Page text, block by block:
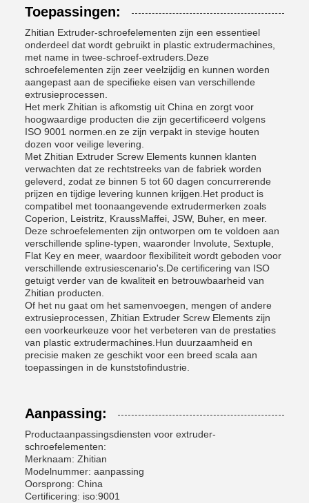
Toepassingen:
Zhitian Extruder-schroefelementen zijn een essentieel
onderdeel dat wordt gebruikt in plastic extrudermachines,
met name in twee-schroef-extruders.Deze
schroefelementen zijn zeer veelzijdig en kunnen worden
aangepast aan de specifieke eisen van verschillende
extrusieprocessen.
Het merk Zhitian is afkomstig uit China en zorgt voor
hoogwaardige producten die zijn gecertificeerd volgens
ISO 9001 normen.en ze zijn verpakt in stevige houten
dozen voor veilige levering.
Met Zhitian Extruder Screw Elements kunnen klanten
verwachten dat ze rechtstreeks van de fabriek worden
geleverd, zodat ze binnen 5 tot 60 dagen concurrerende
prijzen en tijdige levering kunnen krijgen.Het product is
compatibel met toonaangevende extrudermerken zoals
Coperion, Leistritz, KraussMaffei, JSW, Buher, en meer.
Deze schroefelementen zijn ontworpen om te voldoen aan
verschillende spline-typen, waaronder Involute, Sextuple,
Flat Key en meer, waardoor flexibiliteit wordt geboden voor
verschillende extrusiescenario's.De certificering van ISO
getuigt verder van de kwaliteit en betrouwbaarheid van
Zhitian producten.
Of het nu gaat om het samenvoegen, mengen of andere
extrusieprocessen, Zhitian Extruder Screw Elements zijn
een voorkeurkeuze voor het verbeteren van de prestaties
van plastic extrudermachines.Hun duurzaamheid en
precisie maken ze geschikt voor een breed scala aan
toepassingen in de kunststofindustrie.
Aanpassing:
Productaanpassingsdiensten voor extruder-
schroefelementen:
Merknaam: Zhitian
Modelnummer: aanpassing
Oorsprong: China
Certificering: iso:9001